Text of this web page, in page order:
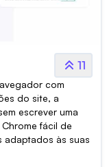
11
com
do site, a
escrever uma
fácil de
adaptados às suas